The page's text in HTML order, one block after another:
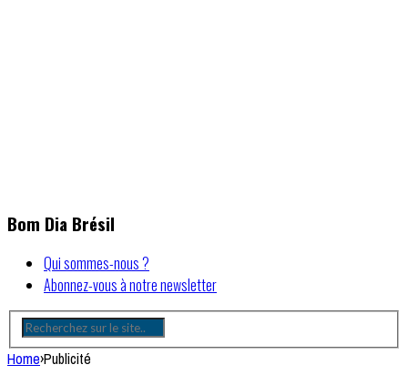
Bom Dia Brésil
Qui sommes-nous ?
Abonnez-vous à notre newsletter
Home›Publicité